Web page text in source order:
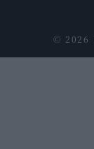
© 2026